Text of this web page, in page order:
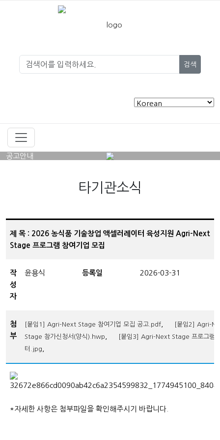
검색
공고안내
타기관소식
제 목 : 2026 농식품 기술창업 액셀러레이터 육성지원 Agri-Next
Stage 프로그램 참여기업 모집
작
성
자
윤용식 등록일 2026-03-31
첨
부
[붙임1] Agri-Next Stage 참여기업 모집 공고.pdf
[붙임2] Agri-
Stage 참가신청서(양식).hwp
[붙임3] Agri-Next Stage 프로그램
터.jpg
*자세한 사항은 첨부파일을 확인해주시기 바랍니다.